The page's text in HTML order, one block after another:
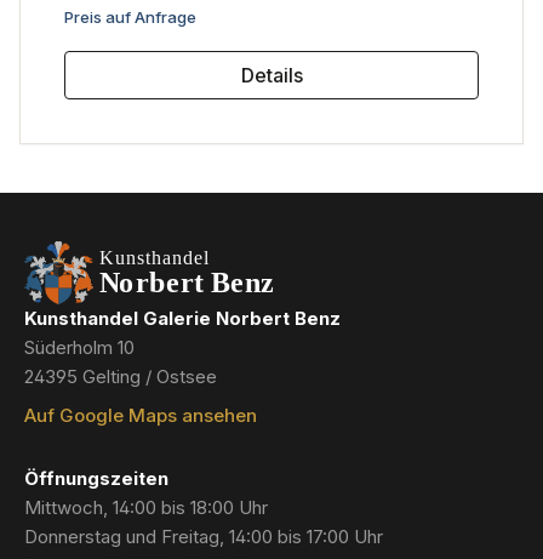
Regulärer Preis:
Preis auf Anfrage
Details
Kunsthandel Galerie Norbert Benz
Süderholm 10
24395 Gelting / Ostsee
Auf Google Maps ansehen
Öffnungszeiten
Mittwoch, 14:00 bis 18:00 Uhr
Donnerstag und Freitag, 14:00 bis 17:00 Uhr